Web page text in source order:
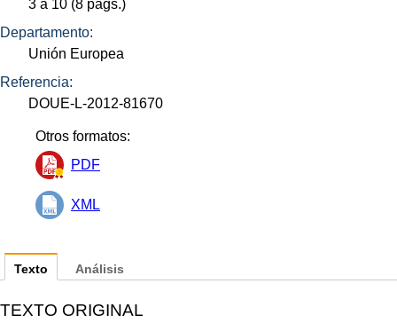
3 a 10 (8 págs.)
Departamento:
Unión Europea
Referencia:
DOUE-L-2012-81670
Otros formatos:
PDF
XML
Texto
TEXTO ORIGINAL
Análisis